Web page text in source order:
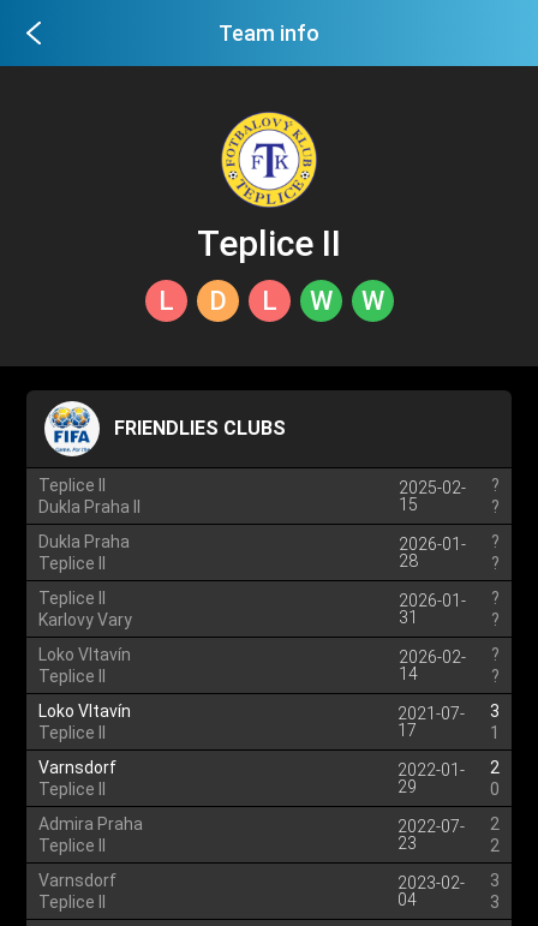
Team info
Teplice II
L D L W W
FRIENDLIES CLUBS
Teplice II
Dukla Praha II
2025-02-
15
?
?
Dukla Praha
Teplice II
2026-01-
28
?
?
Teplice II
Karlovy Vary
2026-01-
31
?
?
Loko Vltavín
Teplice II
2026-02-
14
?
?
Loko Vltavín
Teplice II
2021-07-
17
3
1
Varnsdorf
Teplice II
2022-01-
29
2
0
Admira Praha
Teplice II
2022-07-
23
2
2
Varnsdorf
Teplice II
2023-02-
04
3
3